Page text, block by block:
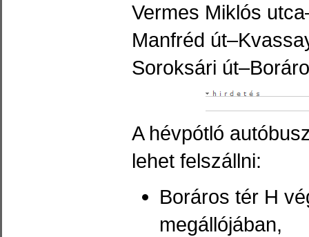
Vermes Miklós
Manfréd
Soroksári
A hévpótló
lehet felszállni:
Boráros tér H
megállójában,